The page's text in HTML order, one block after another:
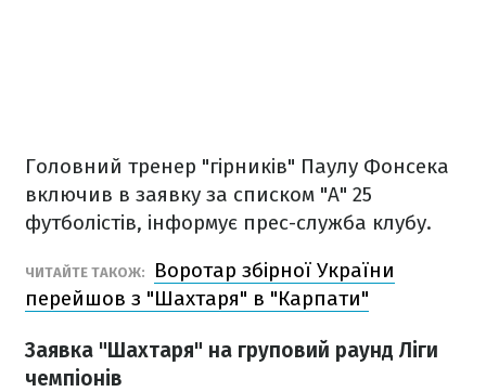
Головний тренер "гірників" Паулу Фонсека
включив в заявку за списком "А" 25
футболістів, інформує прес-служба клубу.
ЧИТАЙТЕ ТАКОЖ:
Воротар збірної України
перейшов з "Шахтаря" в "Карпати"
Заявка "Шахтаря" на груповий раунд Ліги
чемпіонів